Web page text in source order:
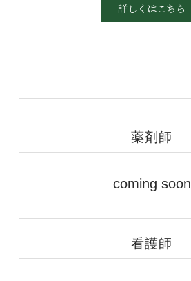
詳しくはこちら
薬剤師
coming soon
看護師